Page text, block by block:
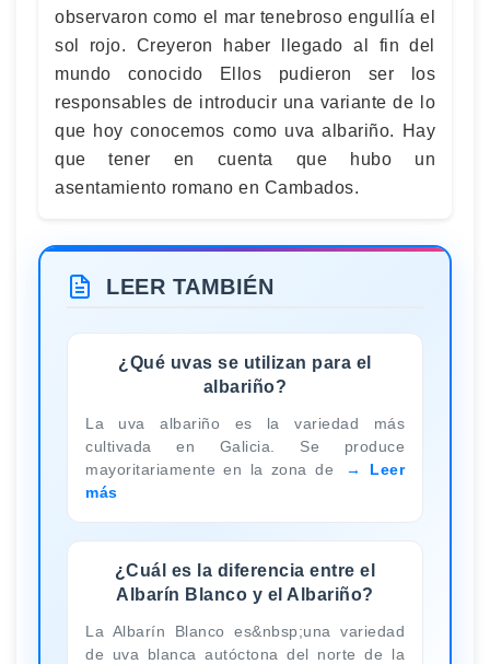
observaron como el mar tenebroso engullía el
sol rojo. Creyeron haber llegado al fin del
mundo conocido Ellos pudieron ser los
responsables de introducir una variante de lo
que hoy conocemos como uva albariño. Hay
que tener en cuenta que hubo un
asentamiento romano en Cambados.
LEER TAMBIÉN
¿Qué uvas se utilizan para el
albariño?
La uva albariño es la variedad más
cultivada en Galicia. Se produce
mayoritariamente en la zona de
Leer
más
¿Cuál es la diferencia entre el
Albarín Blanco y el Albariño?
La Albarín Blanco es&nbsp;una variedad
de uva blanca autóctona del norte de la